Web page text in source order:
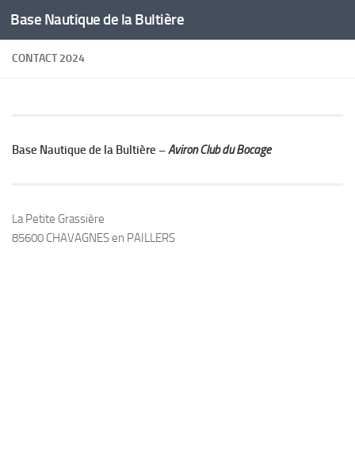
Skip to content
Base Nautique de la Bultière
CONTACT 2024
Base Nautique de la Bultière –Aviron Club du Bocage
La Petite Grassière
85600 CHAVAGNES en PAILLERS